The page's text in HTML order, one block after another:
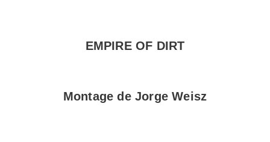
EMPIRE OF DIRT
Montage de Jorge Weisz